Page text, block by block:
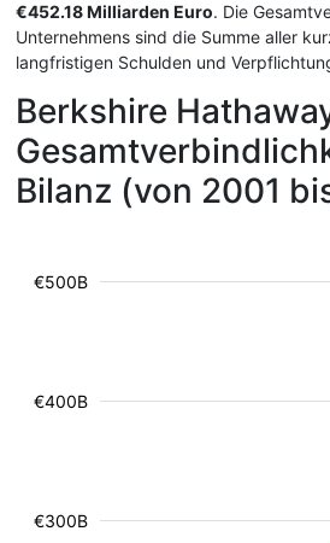
€452.18 Milliarden Euro. Die
Unternehmens sind die Summe aller
langfristigen Schulden und
Berkshire
Bilanz (von 2001
€300B
€400B
€500B